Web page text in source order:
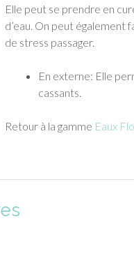
Elle peut se prendre en
d’eau. On peut également
de stress passager.
En externe: Elle
cassants.
Retour à la gamme Eaux